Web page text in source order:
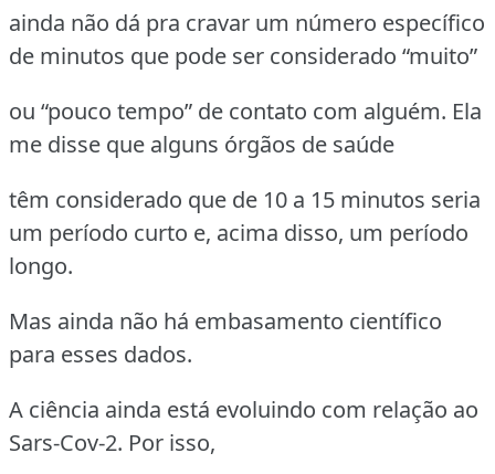
ainda não dá pra cravar um número específico
de minutos que pode ser considerado “muito”
ou “pouco tempo” de contato com alguém. Ela
me disse que alguns órgãos de saúde
têm considerado que de 10 a 15 minutos seria
um período curto e, acima disso, um período
longo.
Mas ainda não há embasamento científico
para esses dados.
A ciência ainda está evoluindo com relação ao
Sars-Cov-2. Por isso,